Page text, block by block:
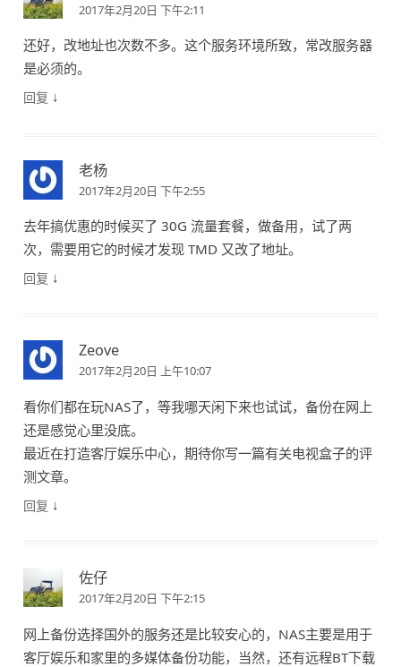
2017年2月20日 下午2:11
还好，改地址也次数不多。这个服务环境所致，常改服务器
是必须的。
回复 ↓
老杨
2017年2月20日 下午2:55
去年搞优惠的时候买了 30G 流量套餐，做备用，试了两
次，需要用它的时候才发现 TMD 又改了地址。
回复 ↓
Zeove
2017年2月20日 上午10:07
看你们都在玩NAS了，等我哪天闲下来也试试，备份在网上
还是感觉心里没底。
最近在打造客厅娱乐中心，期待你写一篇有关电视盒子的评
测文章。
回复 ↓
佐仔
2017年2月20日 下午2:15
网上备份选择国外的服务还是比较安心的，NAS主要是用于
客厅娱乐和家里的多媒体备份功能，当然，还有远程BT下载